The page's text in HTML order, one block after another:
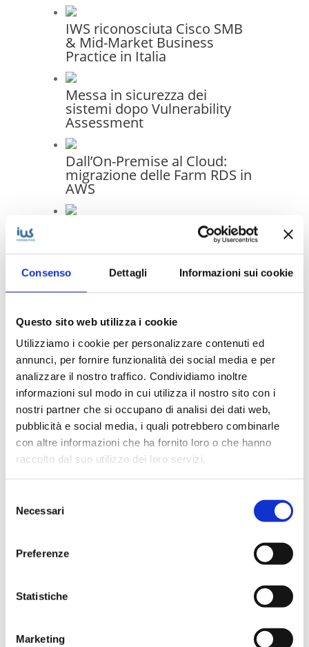
Consenso Dettagli Informazioni sui cookie
Questo sito web utilizza i cookie
Utilizziamo i cookie per personalizzare contenuti ed
annunci, per fornire funzionalità dei social media e per
analizzare il nostro traffico. Condividiamo inoltre
informazioni sul modo in cui utilizza il nostro sito con i
nostri partner che si occupano di analisi dei dati web,
pubblicità e social media, i quali potrebbero combinarle
con altre informazioni che ha fornito loro o che hanno
raccolto dal suo utilizzo dei loro servizi.
delNecessari
Preferenze
Statistiche
Marketing
IWS riconosciuta Cisco SMB
& Mid-Market Business
Practice in Italia
Messa in sicurezza dei
sistemi dopo Vulnerability
Assessment
Dall’On-Premise al Cloud:
migrazione delle Farm RDS in
AWS
Infrastruttura moderna e
gestione unificata: il progetto
di migrazione IT per Generale
Costruzioni Ferroviarie
Elettriche S.p.A.
In evidenza
IWS Consulting partner tecnologico di
Tresor Attempto Racing anche per la
stagione 2026